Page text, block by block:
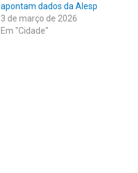
apontam dados da Alesp
3 de março de 2026
Em "Cidade"